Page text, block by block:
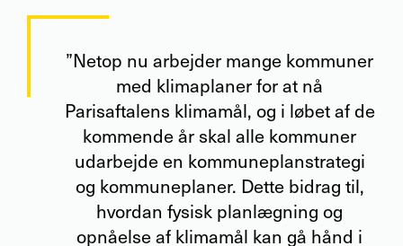
”Netop nu arbejder mange kommuner
med klimaplaner for at nå
Parisaftalens klimamål, og i løbet af de
kommende år skal alle kommuner
udarbejde en kommuneplanstrategi
og kommuneplaner. Dette bidrag til,
hvordan fysisk planlægning og
opnåelse af klimamål kan gå hånd i